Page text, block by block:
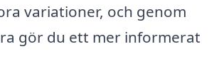
variationer, och genom
gör du ett mer informerat